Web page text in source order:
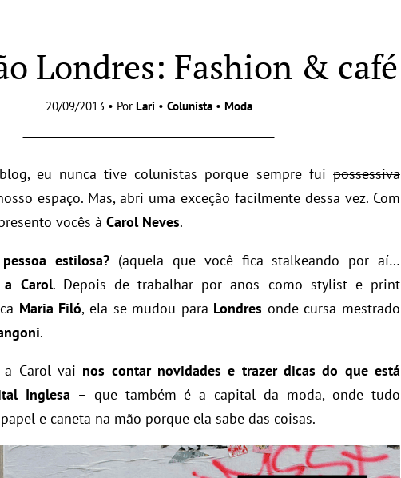
Londres: Fashion & café
20/09/2013 • Por Lari • Colunista• Moda
eu nunca tive colunistas porque sempre fui possessiva
espaço. Mas, abri uma exceção facilmente dessa vez. Com
vocês à Carol Neves.
estilosa? (aquela que você fica stalkeando por aí…
a Carol. Depois de trabalhar por anos como stylist e print
Maria Filó, ela se mudou para Londres onde cursa mestrado
.
a Carol vai nos contar novidades e trazer dicas do que está
Inglesa – que também é a capital da moda, onde tudo
e caneta na mão porque ela sabe das coisas.